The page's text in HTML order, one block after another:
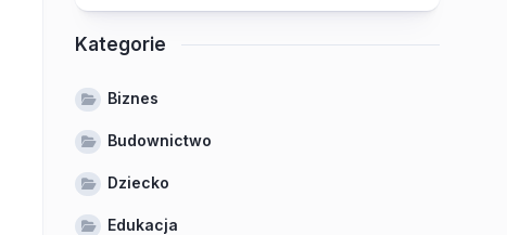
Kategorie
Biznes
Budownictwo
Dziecko
Edukacja